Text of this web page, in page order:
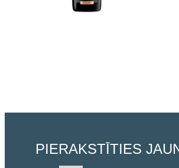
PIERAKSTĪTIES